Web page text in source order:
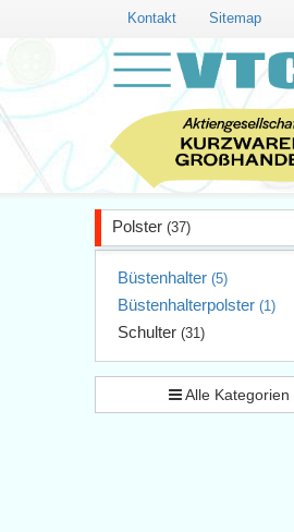
Kontakt Sitemap
Polster (37)
Büstenhalter (5)
Büstenhalterpolster (1)
Schulter (31)
Alle Kategorien